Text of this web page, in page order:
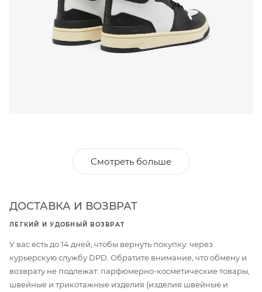
Смотреть больше
ДОСТАВКА И ВОЗВРАТ
ЛЕГКИЙ И УДОБНЫЙ ВОЗВРАТ
У вас есть до 14 дней, чтобы вернуть покупку: через
курьерскую службу DPD. Обратите внимание, что обмену и
возврату не подлежат: парфюмерно-косметические товары,
швейные и трикотажные изделия (изделия швейные и